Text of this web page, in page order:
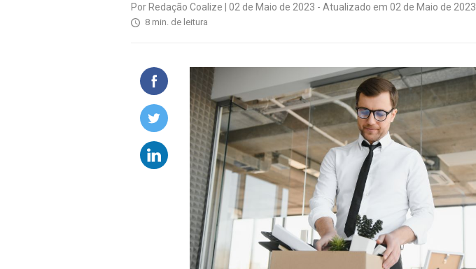
Por Redação Coalize | 02 de Maio de 2023 - Atualizado em 02 de Maio de 2023
8 min. de leitura